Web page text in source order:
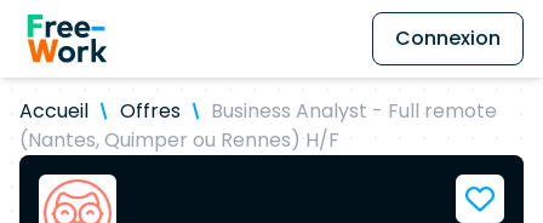
Connexion
Accueil Offres
Business Analyst - Full remote
(Nantes, Quimper ou Rennes) H/F